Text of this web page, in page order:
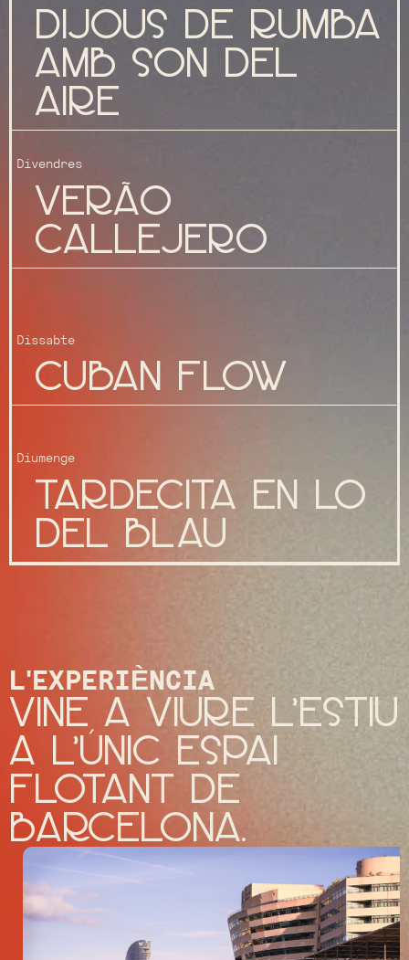
Dijous de rumba
amb son del
aire
Divendres
verão
callejero
Dissabte
Cuban flow
Diumenge
tardecita en lo
del blau
L'EXPERIÈNCIA
vine a viure l’estiu
a l’únic espai
flotant de
Barcelona.